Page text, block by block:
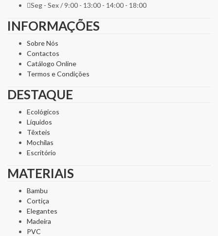
Seg - Sex / 9:00 - 13:00 - 14:00 - 18:00
INFORMAÇÕES
Sobre Nós
Contactos
Catálogo Online
Termos e Condições
DESTAQUE
Ecológicos
Líquidos
Têxteis
Mochilas
Escritório
MATERIAIS
Bambu
Cortiça
Elegantes
Madeira
PVC